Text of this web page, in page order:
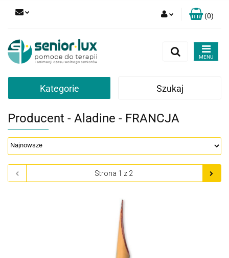
Zarejestruj się
Zgody cookies
(0)
Kategorie Szukaj
Producent - Aladine - FRANCJA